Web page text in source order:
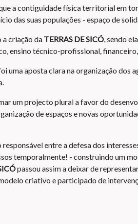
a contiguidade física territorial em
das suas populações - espaço de
a criação da TERRAS DE SICÓ, sendo
ensino técnico-profissional,
uma aposta clara na organização dos
um projecto plural a favor do
de espaços e novas
entre a defesa dos
temporalmente! - construindo um
passou assim a deixar de
criativo e participado de